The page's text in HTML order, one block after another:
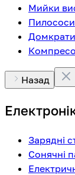
Мийки
Пилососи
Домкрати
Назад
Зарядні
Сонячні